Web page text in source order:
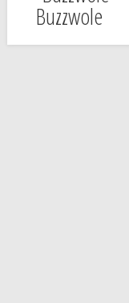
Buzzwole